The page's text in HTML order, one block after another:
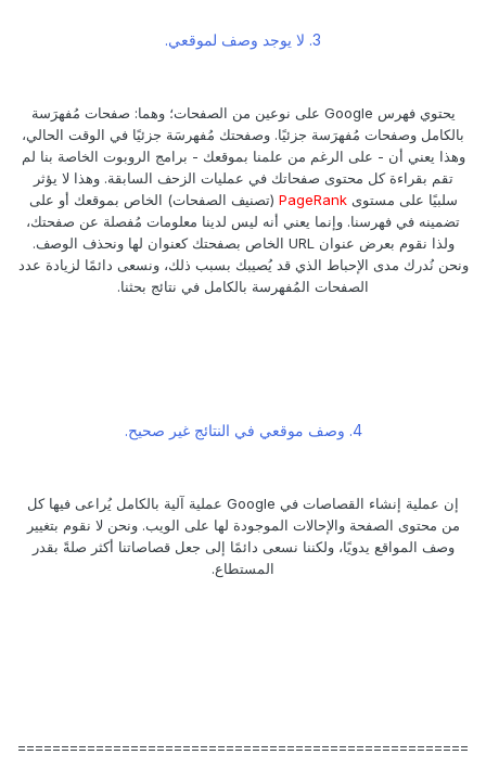
3. لا يوجد وصف لموقعي.
يحتوي فهرس Google على نوعين من الصفحات؛ وهما: صفحات مُفهرَسة
بالكامل وصفحات مُفهرَسة جزئيًا. وصفحتك مُفهرسَة جزئيًا في الوقت الحالي،
وهذا يعني أن - على الرغم من علمنا بموقعك - برامج الروبوت الخاصة بنا لم
تقم بقراءة كل محتوى صفحاتك في عمليات الزحف السابقة. وهذا لا يؤثر
سلبيًا على مستوىPageRank(تصنيف الصفحات) الخاص بموقعك أو على
تضمينه في فهرسنا. وإنما يعني أنه ليس لدينا معلومات مُفصلة عن صفحتك،
ولذا نقوم بعرض عنوان URL الخاص بصفحتك كعنوان لها ونحذف الوصف.
ونحن نُدرك مدى الإحباط الذي قد يُصيبك بسبب ذلك، ونسعى دائمًا لزيادة عدد
الصفحات المُفهرسة بالكامل في نتائج بحثنا.
4. وصف موقعي في النتائج غير صحيح.
إن عملية إنشاء القصاصات في Google عملية آلية بالكامل يُراعى فيها كل
من محتوى الصفحة والإحالات الموجودة لها على الويب. ونحن لا نقوم بتغيير
وصف المواقع يدويًا، ولكننا نسعى دائمًا إلى جعل قصاصاتنا أكثر صلةً بقدر
المستطاع.
====================================================